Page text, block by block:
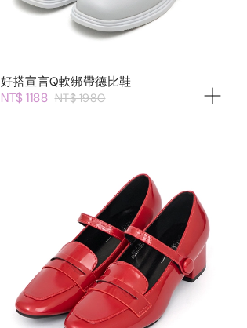
好搭宣言Q軟綁帶德比鞋
NT$ 1188 NT$ 1980